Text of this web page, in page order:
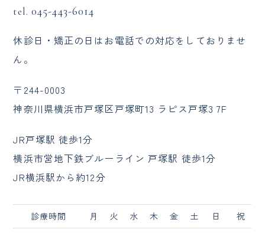
tel.045-443-6014
休診日・矯正の日はお電話での対応をしておりませ
ん。
〒244-0003
神奈川県横浜市戸塚区戸塚町13 ラピス戸塚3 7F
JR戸塚駅 徒歩1分
横浜市営地下鉄ブルーライン 戸塚駅 徒歩1分
JR横浜駅から約12分
診療時間 月 火 水 木 金 土 日 祝